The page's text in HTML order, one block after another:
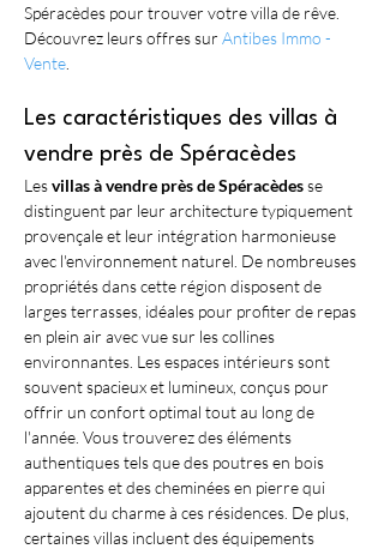
Spéracèdes pour trouver votre villa de rêve.
Découvrez leurs offres sur Antibes Immo -
Vente
Les caractéristiques des villas à
vendre près de Spéracèdes
Les villas à vendre près de Spéracèdes se
distinguent par leur architecture typiquement
provençale et leur intégration harmonieuse
avec l'environnement naturel. De nombreuses
propriétés dans cette région disposent de
larges terrasses, idéales pour profiter de repas
en plein air avec vue sur les collines
environnantes. Les espaces intérieurs sont
souvent spacieux et lumineux, conçus pour
offrir un confort optimal tout au long de
l'année. Vous trouverez des éléments
authentiques tels que des poutres en bois
apparentes et des cheminées en pierre qui
ajoutent du charme à ces résidences. De plus,
certaines villas incluent des équipements